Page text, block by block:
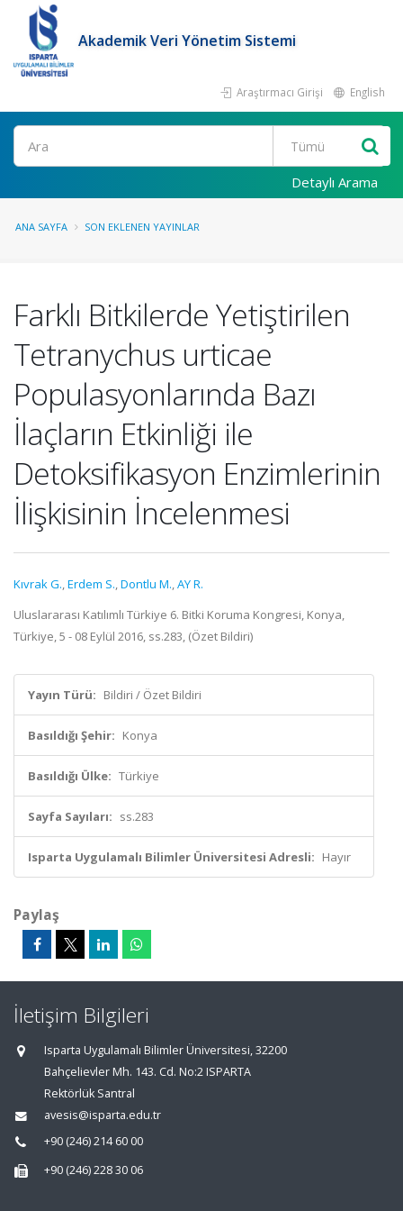
Akademik Veri Yönetim Sistemi
Araştırmacı Girişi English
Ara
Detaylı Arama
ANA SAYFA SON EKLENEN YAYINLAR
Farklı Bitkilerde Yetiştirilen
Tetranychus urticae
Populasyonlarında Bazı
İlaçların Etkinliği ile
Detoksifikasyon Enzimlerinin
İlişkisinin İncelenmesi
Kıvrak G.,Erdem S.,Dontlu M.,AY R.
Uluslararası Katılımlı Türkiye 6. Bitki Koruma Kongresi, Konya,
Türkiye, 5 - 08 Eylül 2016, ss.283, (Özet Bildiri)
Yayın Türü: Bildiri / Özet Bildiri
Basıldığı Şehir: Konya
Basıldığı Ülke: Türkiye
Sayfa Sayıları: ss.283
Isparta Uygulamalı Bilimler Üniversitesi Adresli: Hayır
Paylaş
İletişim Bilgileri
Isparta Uygulamalı Bilimler Üniversitesi, 32200
Bahçelievler Mh. 143. Cd. No:2 ISPARTA
Rektörlük Santral
avesis@isparta.edu.tr
+90 (246) 214 60 00
+90 (246) 228 30 06